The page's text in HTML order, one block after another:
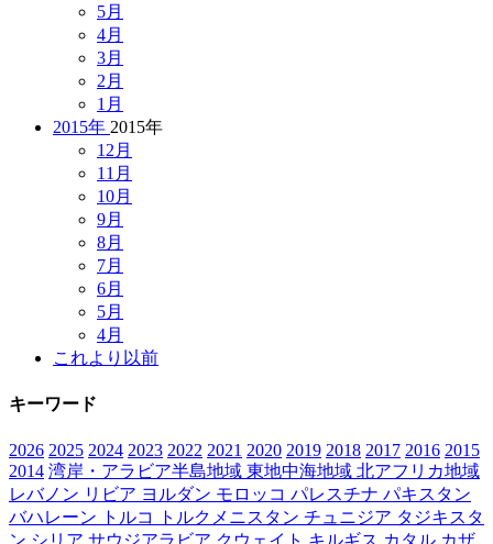
5月
4月
3月
2月
1月
2015年 2015年
12月
11月
10月
9月
8月
7月
6月
5月
4月
これより以前
キーワード
2026 2025 2024 2023 2022 2021 2020 2019 2018 2017 2016 2015
2014 湾岸・アラビア半島地域 東地中海地域 北アフリカ地域
レバノン リビア ヨルダン モロッコ パレスチナ パキスタン
バハレーン
トルコ トルクメニスタン チュニジア タジキスタ
ン シリア サウジアラビア クウェイト キルギス カタル カザ